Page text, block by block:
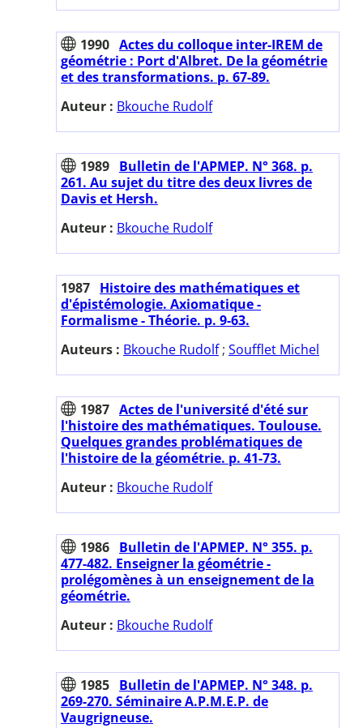
1990 Actes du colloque inter-IREM de
géométrie : Port d'Albret. De la géométrie
et des transformations. p. 67-89.
Auteur : Bkouche Rudolf
1989 Bulletin de l'APMEP. N° 368. p.
261. Au sujet du titre des deux livres de
Davis et Hersh.
Auteur : Bkouche Rudolf
1987 Histoire des mathématiques et
d'épistémologie. Axiomatique -
Formalisme - Théorie. p. 9-63.
Auteurs : Bkouche Rudolf; Soufflet Michel
1987 Actes de l'université d'été sur
l'histoire des mathématiques. Toulouse.
Quelques grandes problématiques de
l'histoire de la géométrie. p. 41-73.
Auteur : Bkouche Rudolf
1986 Bulletin de l'APMEP. N° 355. p.
477-482. Enseigner la géométrie -
prolégomènes à un enseignement de la
géométrie.
Auteur : Bkouche Rudolf
1985 Bulletin de l'APMEP. N° 348. p.
269-270. Séminaire A.P.M.E.P. de
Vaugrigneuse.